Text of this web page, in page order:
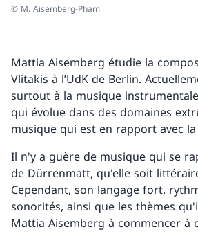
© M. Aisemberg-Pham
Mattia Aisemberg étudie la
Vlitakis à l’UdK de Berlin.
surtout à la musique
qui évolue dans des domaines
musique qui est en rapport avec
Il n'y a guère de musique qui se
de Dürrenmatt, qu'elle soit
Cependant, son langage fort,
sonorités, ainsi que les thèmes
Mattia Aisemberg à commencer à